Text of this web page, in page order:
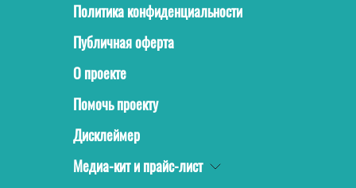
Политика конфиденциальности
Публичная оферта
О проекте
Помочь проекту
Дисклеймер
Медиа-кит и прайс-лист